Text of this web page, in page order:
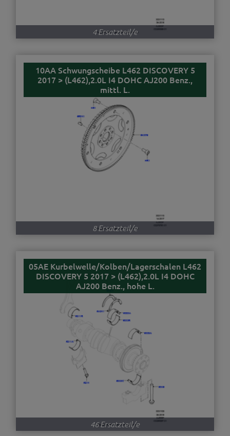
4 Ersatzteil/e
10AA Schwungscheibe L462 DISCOVERY 5
2017 > (L462),2.0L I4 DOHC AJ200 Benz.,
mittl. L.
8 Ersatzteil/e
05AE Kurbelwelle/Kolben/Lagerschalen L462
DISCOVERY 5 2017 > (L462),2.0L I4 DOHC
AJ200 Benz., hohe L.
46 Ersatzteil/e